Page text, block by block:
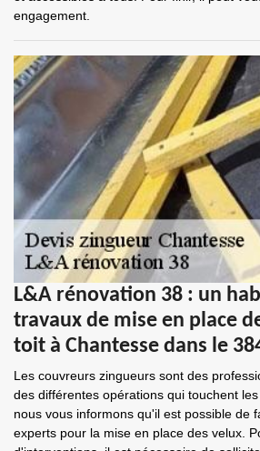
engagement.
L&A rénovation 38 : un
travaux de mise en place
toit à Chantesse dans le
Les couvreurs zingueurs sont des
des différentes opérations qui touchent les
nous vous informons qu'il est possible de
experts pour la mise en place des velux.